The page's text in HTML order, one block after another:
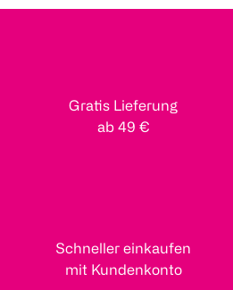
Gratis Lieferung
ab 49 €
Schneller einkaufen
mit Kundenkonto